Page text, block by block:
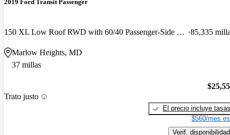
2019 Ford Transit Passenger
150 XL Low Roof RWD with 60/40 Passenger-Side Doors 85,335
Marlow Heights, MD
37 millas
Trato justo
El precio incluye tasas
$560/mes
Verif. disponibilidad